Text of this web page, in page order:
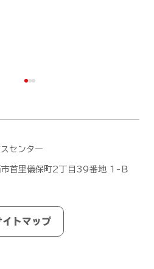
士試験の合格発表【ドロ
センター
首里儀保町2丁目39番地 1-Ｂ